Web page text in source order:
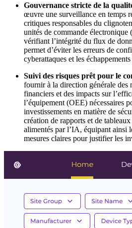
Gouvernance stricte de la
œuvre une surveillance en temps
critiques responsables du
unités de commande
vérifiant l’intégrité du flux de
permet d’éviter les erreurs de
cyberattaques et les
Suivi des risques prêt pour le
fournir à la direction générale des
financiers et des impacts sur
l’équipement (OEE) nécessaires
investissements en matière de
création de rapports et de
alimentés par l’IA, équipant ainsi
mesures claires pour justifier les